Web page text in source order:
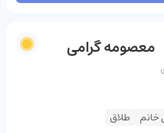
معصومه گرامی
خانم طلاق